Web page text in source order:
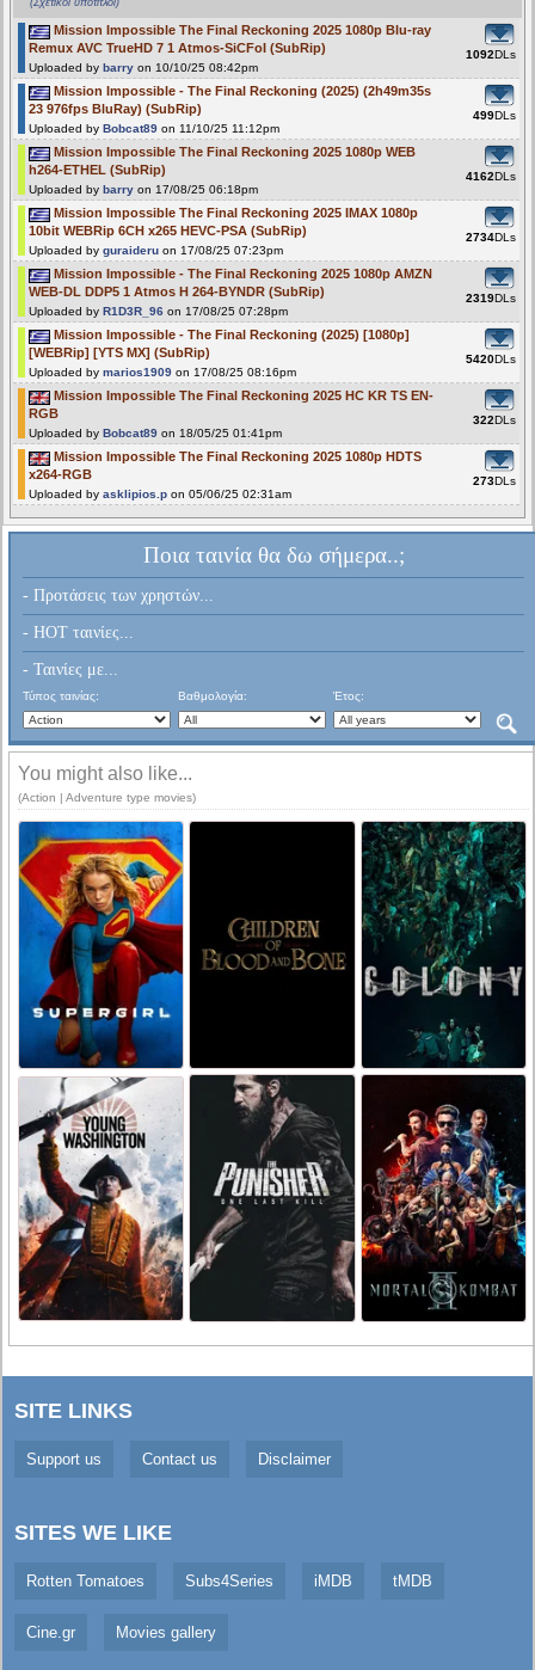
(Σχετικοί υπότιτλοι)
Mission Impossible The Final Reckoning 2025 1080p Blu-ray
Remux AVC TrueHD 7 1 Atmos-SiCFoI (SubRip)
Uploaded by barry on 10/10/25 08:42pm
1092DLs
Mission Impossible - The Final Reckoning (2025) (2h49m35s
23 976fps BluRay) (SubRip)
Uploaded by Bobcat89 on 11/10/25 11:12pm
499DLs
Mission Impossible The Final Reckoning 2025 1080p WEB
h264-ETHEL (SubRip)
Uploaded by barry on 17/08/25 06:18pm
4162DLs
Mission Impossible The Final Reckoning 2025 IMAX 1080p
10bit WEBRip 6CH x265 HEVC-PSA (SubRip)
Uploaded by guraideru on 17/08/25 07:23pm
2734DLs
Mission Impossible - The Final Reckoning 2025 1080p AMZN
WEB-DL DDP5 1 Atmos H 264-BYNDR (SubRip)
Uploaded by R1D3R_96 on 17/08/25 07:28pm
2319DLs
Mission Impossible - The Final Reckoning (2025) [1080p]
[WEBRip] [YTS MX] (SubRip)
Uploaded by marios1909 on 17/08/25 08:16pm
5420DLs
Mission Impossible The Final Reckoning 2025 HC KR TS EN-
RGB
Uploaded by Bobcat89 on 18/05/25 01:41pm
322DLs
Mission Impossible The Final Reckoning 2025 1080p HDTS
x264-RGB
Uploaded by asklipios.p on 05/06/25 02:31am
273DLs
Ποια ταινία θα δω σήμερα..;
- Προτάσεις των χρηστών...
- HOT ταινίες...
- Ταινίες με...
Τύπος ταινίας: Βαθμολογία: Έτος:
You might also like...
(Action | Adventure type movies)
SITE LINKS
Support us Contact us Disclaimer
SITES WE LIKE
Rotten Tomatoes Subs4Series iMDB tMDB
Cine.gr Movies gallery